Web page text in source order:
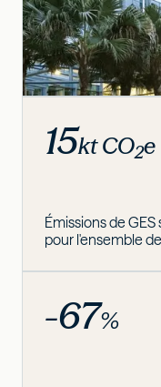
15kt CO2e
Émissions de
pour l'ensemble
-67%